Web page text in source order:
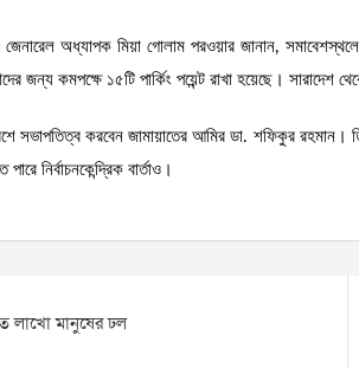
জেনারেল অধ্যাপক মিয়া গোলাম পরওয়ার জানান,
জন্য কমপক্ষে ১৫টি পার্কিং পয়েন্ট রাখা হয়েছে। সারাদেশ
সভাপতিত্ব করবেন জামায়াতের আমির ডা. শফিকুর রহমান।
নির্বাচনকেন্দ্রিক বার্তাও।
লাখো মানুষের ঢল